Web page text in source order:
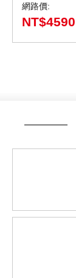
網路價:
NT$4590